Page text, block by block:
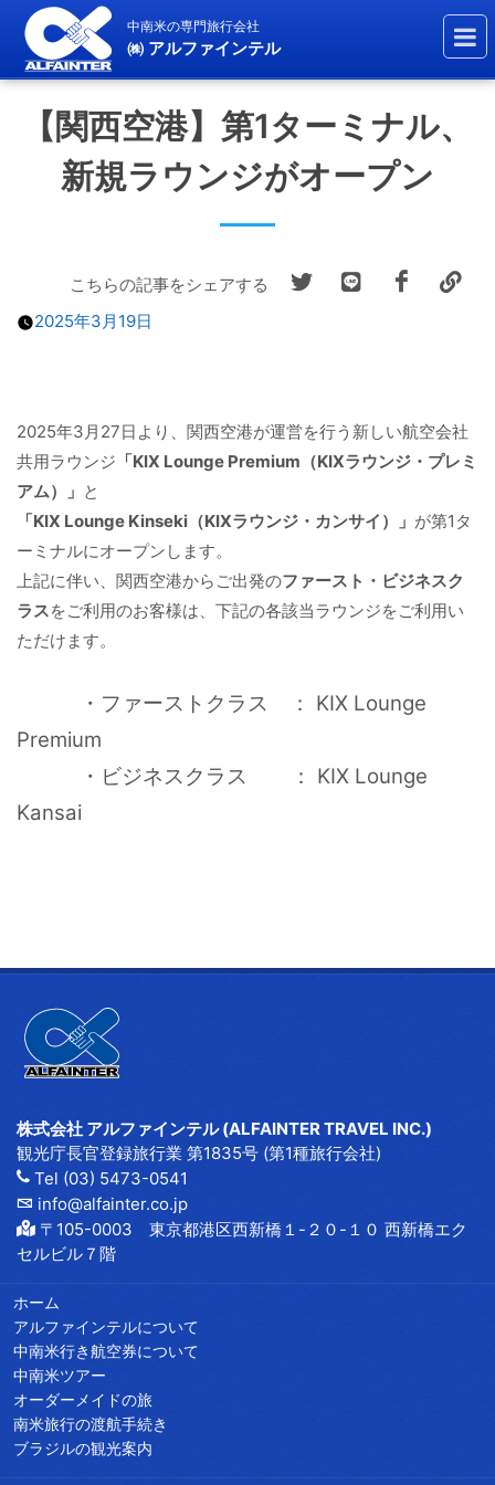
中南米の専門旅行会社
㈱ アルファインテル
【関西空港】第1ターミナル、
新規ラウンジがオープン
こちらの記事をシェアする
2025年3月19日
2025年3月27日より、関西空港が運営を行う新しい航空会社
共用ラウンジ 「KIX Lounge Premium（KIXラウンジ・プレミ
アム）」 と
「KIX Lounge Kinseki（KIXラウンジ・カンサイ）」 が第1タ
ーミナルにオープンします。
上記に伴い、関西空港からご出発のファースト・ビジネスク
ラスをご利用のお客様は、下記の各該当ラウンジをご利用い
ただけます。
・ ファーストクラス ： KIX Lounge
Premium
・ビジネスクラス ： KIX Lounge
Kansai
株式会社 アルファインテル (ALFAINTER TRAVEL INC.)
観光庁長官登録旅行業 第1835号 (第1種旅行会社)
Tel (03) 5473-0541
info@alfainter.co.jp
〒105-0003 東京都港区西新橋１-２０-１０ 西新橋エク
セルビル７階
ホーム
アルファインテルについて
中南米行き航空券について
中南米ツアー
オーダーメイドの旅
南米旅行の渡航手続き
ブラジルの観光案内